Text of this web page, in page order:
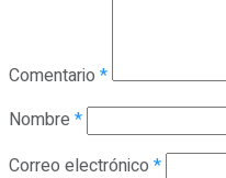
Comentario *
Nombre *
Correo electrónico *